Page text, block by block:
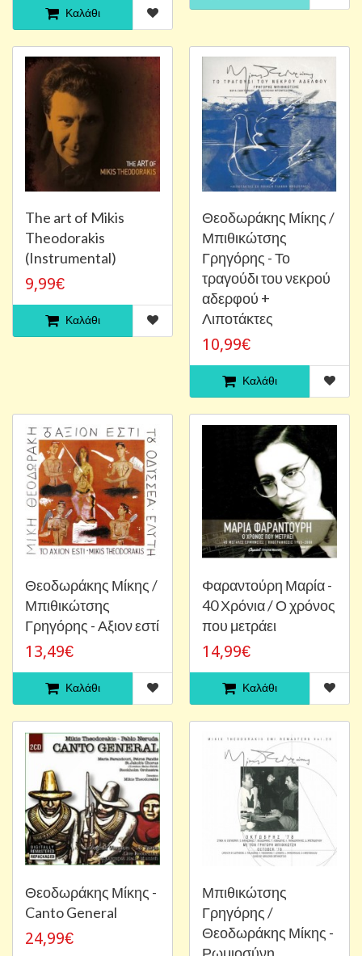
Καλάθι
The art of Mikis
Theodorakis
(Instrumental)
9,99€
Καλάθι
Θεοδωράκης Μίκης /
Μπιθικώτσης
Γρηγόρης - Το
τραγούδι του νεκρού
αδερφού +
Λιποτάκτες
10,99€
Καλάθι
Θεοδωράκης Μίκης /
Μπιθικώτσης
Γρηγόρης - Αξιον εστί
13,49€
Καλάθι
Φαραντούρη Μαρία -
40 Χρόνια / Ο χρόνος
που μετράει
14,99€
Καλάθι
Θεοδωράκης Μίκης -
Canto General
24,99€
Μπιθικώτσης
Γρηγόρης /
Θεοδωράκης Μίκης -